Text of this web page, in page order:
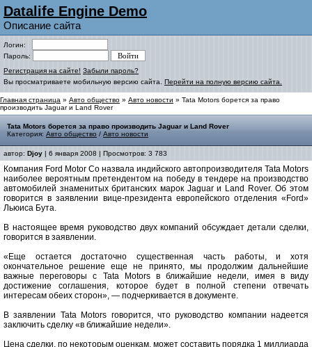
Datalife Engine Demo
Описание сайта
Логин:
Пароль:
Регистрация на сайте! Забыли пароль?
Вы просматриваете мобильную версию сайта. Перейти на полную версию сайта.
Главная страница » Авто общество » Авто новости » Tata Motors борется за право
производить Jaguar и Land Rover
Tata Motors борется за право производить Jaguar и Land Rover
Категория: Авто общество / Авто новости
автор: Djoy | 6 января 2008 | Просмотров: 3 783
Компания Ford Motor Сo назвала индийского автопроизводителя Tata Motors
наиболее вероятным претендентом на победу в тендере на производство
автомобилей знаменитых британских марок Jaguar и Land Rover. Об этом
говорится в заявлении вице-президента европейского отделения «Ford»
Льюиса Бута.
В настоящее время руководство двух компаний обсуждает детали сделки,
говорится в заявлении.
«Еще остается достаточно существенная часть работы, и хотя
окончательное решение еще не принято, мы продолжим дальнейшие
важные переговоры с Tata Motors в ближайшие недели, имея в виду
достижение соглашения, которое будет в полной степени отвечать
интересам обеих сторон», — подчеркивается в документе.
В заявлении Tata Motors говорится, что руководство компании надеется
заключить сделку «в ближайшие недели».
Цена сделки, по некоторым оценкам, может составить порядка 1 миллиарда